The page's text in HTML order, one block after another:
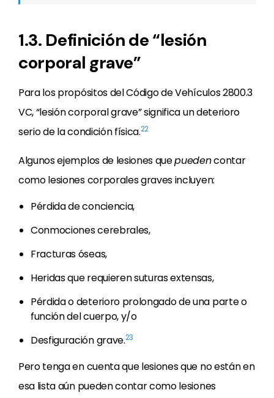
1.3. Definición de “lesión
corporal grave”
Para los propósitos del Código de Vehículos 2800.3
VC, “lesión corporal grave” significa un deterioro
serio de la condición física.22
Algunos ejemplos de lesiones quepuedencontar
como lesiones corporales graves incluyen:
Pérdida de conciencia,
Conmociones cerebrales,
Fracturas óseas,
Heridas que requieren suturas extensas,
Pérdida o deterioro prolongado de una parte o
función del cuerpo, y/o
Desfiguración grave.23
Pero tenga en cuenta que lesiones que no están en
esa lista aún pueden contar como lesiones